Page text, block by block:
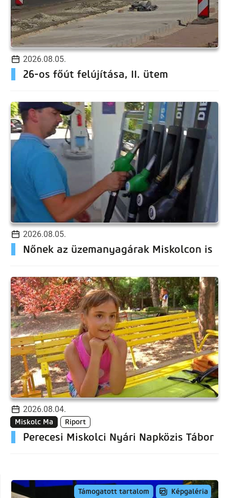
2026.08.05.
26-os főút felújítása, II. ütem
2026.08.05.
Nőnek az üzemanyagárak Miskolcon is
2026.08.04.
Miskolc Ma Riport
Perecesi Miskolci Nyári Napközis Tábor
Támogatott tartalom Képgaléria